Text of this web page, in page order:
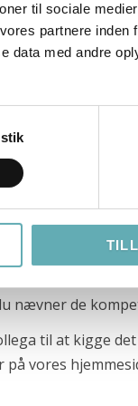
til sociale
partnere inden
data med andre
skal være
eller ønsker
ord og
er det
at du får sat
med, eller
eller
er aktuelle eller
nævner de
til at kigge
vores